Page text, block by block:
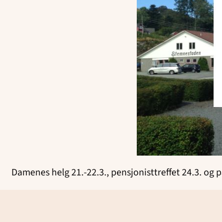
Damenes helg 21.-22.3., pensjonisttreffet 24.3. og